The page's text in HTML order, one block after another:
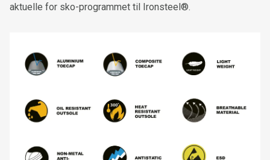
aktuelle for sko-programmet til Ironsteel®.